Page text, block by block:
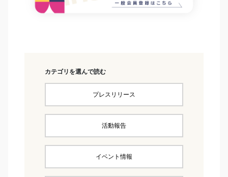
カテゴリを選んで読む
プレスリリース
活動報告
イベント情報